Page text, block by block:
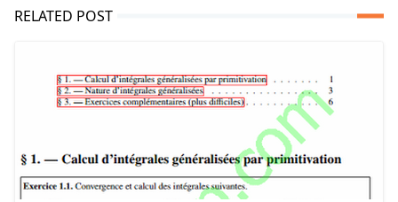
RELATED POST